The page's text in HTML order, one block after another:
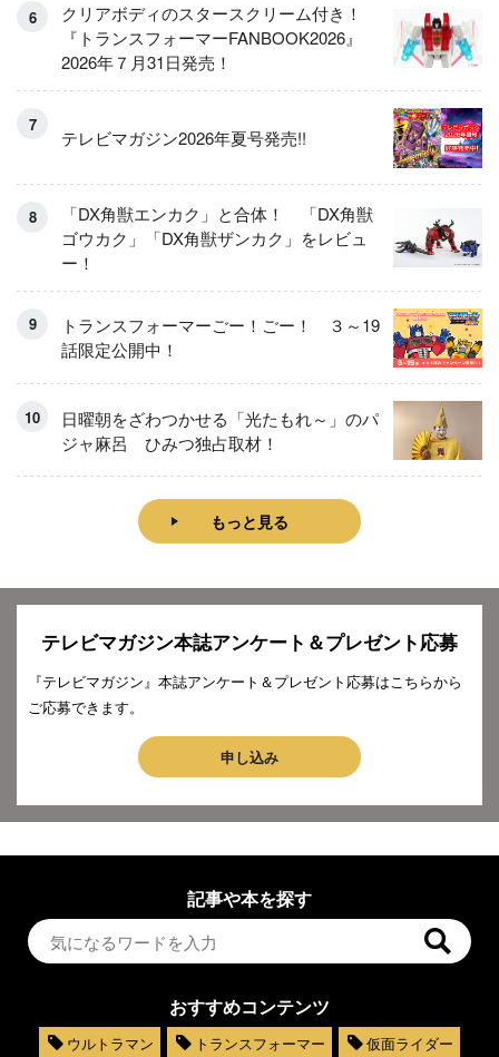
クリアボディのスタースクリーム付き！
『トランスフォーマーFANBOOK2026』
2026年７月31日発売！
テレビマガジン2026年夏号発売!!
「DX角獣エンカク」と合体！ 「DX角獣
ゴウカク」「DX角獣ザンカク」をレビュ
ー！
トランスフォーマーごー！ごー！ ３～19
話限定公開中！
日曜朝をざわつかせる「光たもれ～」のパ
ジャ麻呂 ひみつ独占取材！
もっと見る
テレビマガジン本誌アンケート＆プレゼント応募
『テレビマガジン』本誌アンケート＆プレゼント応募はこちらから
ご応募できます。
申し込み
記事や本を探す
おすすめコンテンツ
ウルトラマン トランスフォーマー 仮面ライダー